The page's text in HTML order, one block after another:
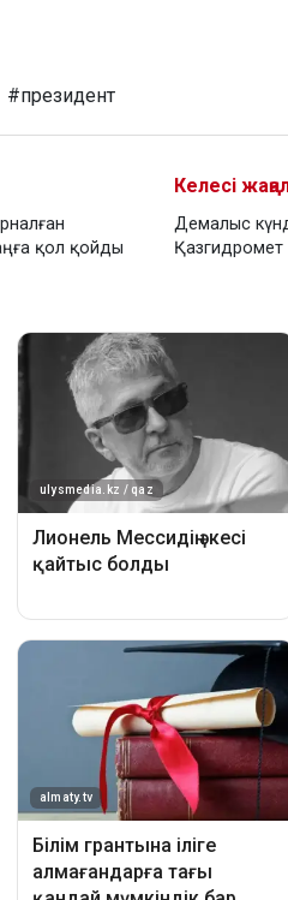
#президент
қол қойды
Келесі
Демалыс
Қазгидромет